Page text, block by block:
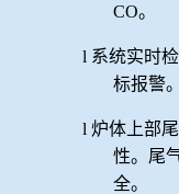
CO。
l 系统实时
标报警。
l 炉体上部
性。尾
全。